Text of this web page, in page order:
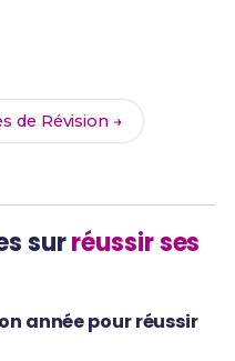
de Révision →
surréussir ses
année pour réussir